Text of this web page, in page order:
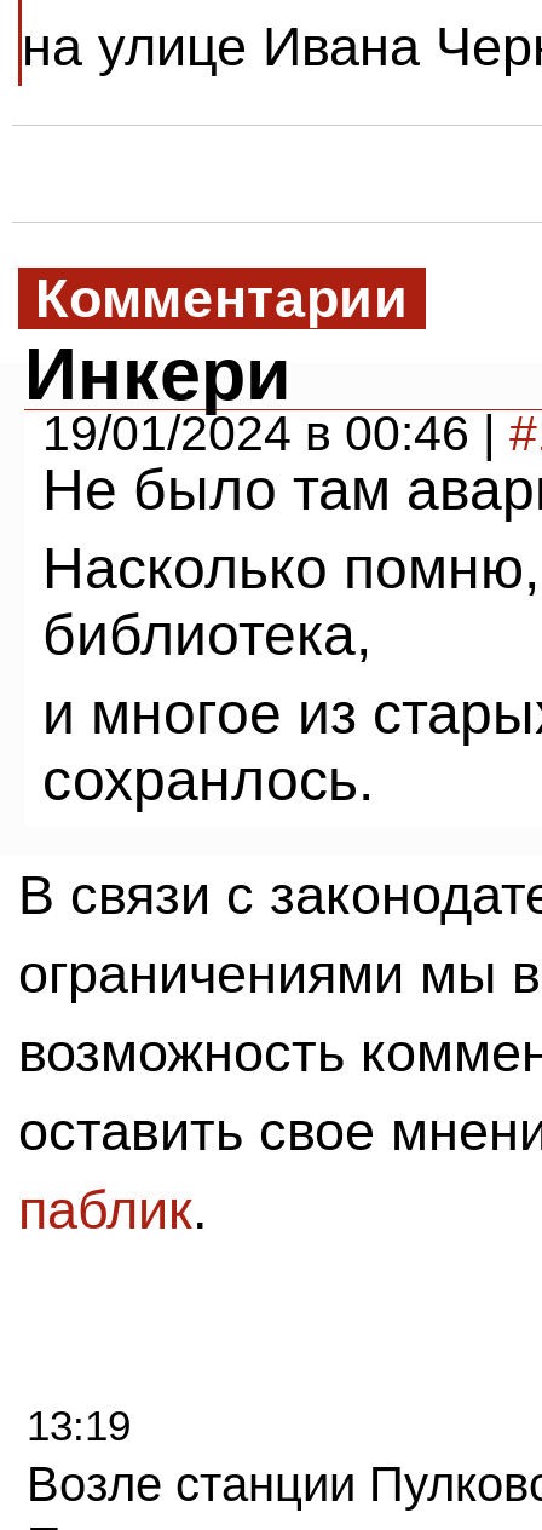
на улице Ивана
Комментарии
Инкери
19/01/2024 в 00:46 |
Не было там
Насколько
библиотека,
и многое из
сохранлось.
В связи с
ограничениями мы
возможность
оставить свое
паблик.
13:19
Возле станции